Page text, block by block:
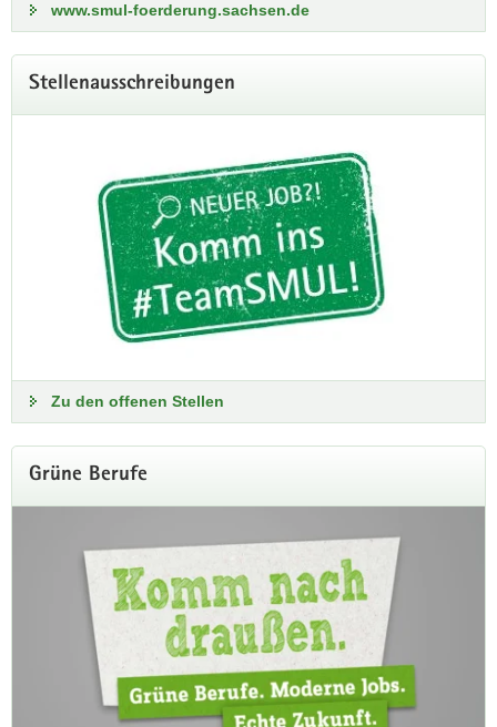
www.smul-foerderung.sachsen.de
Stellenausschreibungen
Zu den offenen Stellen
Grüne Berufe